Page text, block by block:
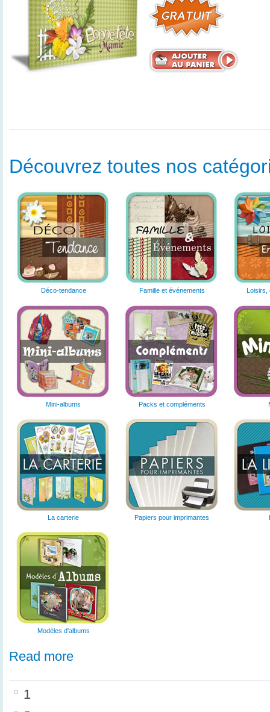
Découvrez toutes nos
Déco-tendance Famille et événements Loisirs,
Mini-albums Packs et compléments
La carterie Papiers pour imprimantes
Modèles d'albums
Read more
1